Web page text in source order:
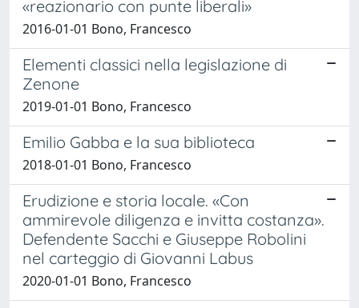
«reazionario con punte liberali»
2016-01-01 Bono, Francesco
Elementi classici nella legislazione di
Zenone
2019-01-01 Bono, Francesco
Emilio Gabba e la sua biblioteca
2018-01-01 Bono, Francesco
Erudizione e storia locale. «Con
ammirevole diligenza e invitta costanza».
Defendente Sacchi e Giuseppe Robolini
nel carteggio di Giovanni Labus
2020-01-01 Bono, Francesco